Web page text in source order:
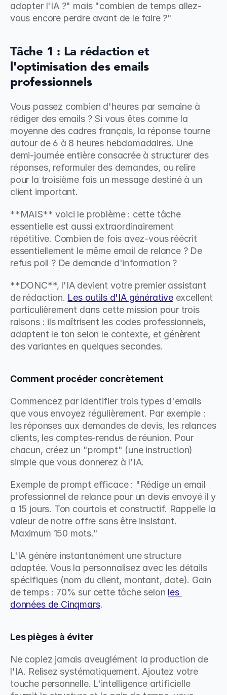
adopter l'IA ?" mais "combien de temps allez-
vous encore perdre avant de le faire ?"
Tâche 1 : La rédaction et
l'optimisation des emails
professionnels
Vous passez combien d'heures par semaine à
rédiger des emails ? Si vous êtes comme la
moyenne des cadres français, la réponse tourne
autour de 6 à 8 heures hebdomadaires. Une
demi-journée entière consacrée à structurer des
réponses, reformuler des demandes, ou relire
pour la troisième fois un message destiné à un
client important.
**MAIS** voici le problème : cette tâche
essentielle est aussi extraordinairement
répétitive. Combien de fois avez-vous réécrit
essentiellement le même email de relance ? De
refus poli ? De demande d'information ?
**DONC**, l'IA devient votre premier assistant
de rédaction. Les outils d'IA générative excellent
particulièrement dans cette mission pour trois
raisons : ils maîtrisent les codes professionnels,
adaptent le ton selon le contexte, et génèrent
des variantes en quelques secondes.
Comment procéder concrètement
Commencez par identifier trois types d'emails
que vous envoyez régulièrement. Par exemple :
les réponses aux demandes de devis, les relances
clients, les comptes-rendus de réunion. Pour
chacun, créez un "prompt" (une instruction)
simple que vous donnerez à l'IA.
Exemple de prompt efficace : "Rédige un email
professionnel de relance pour un devis envoyé il y
a 15 jours. Ton courtois et constructif. Rappelle la
valeur de notre offre sans être insistant.
Maximum 150 mots."
L'IA génère instantanément une structure
adaptée. Vous la personnalisez avec les détails
spécifiques (nom du client, montant, date). Gain
de temps : 70% sur cette tâche selon les
données de Cinqmars.
Les pièges à éviter
Ne copiez jamais aveuglément la production de
l'IA. Relisez systématiquement. Ajoutez votre
touche personnelle. L'intelligence artificielle